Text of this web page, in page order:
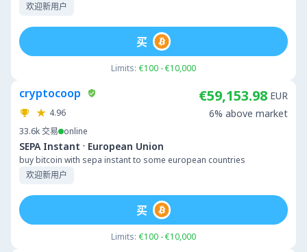
欢迎新用户
Limits: €100 - €10,000
买
cryptocoop
4.96
33.6k交易 online
SEPA Instant · European Union
buy bitcoin with sepa instant to some european countries
欢迎新用户
€59,153.98 EUR
6% above market
Limits: €100 - €10,000
买